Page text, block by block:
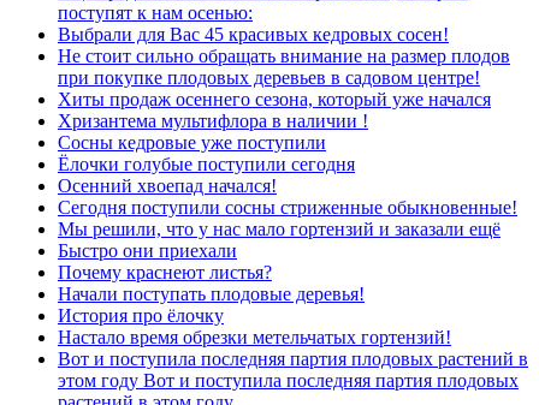
поступят к нам осенью:
Выбрали для Вас 45 красивых кедровых сосен!
Не стоит сильно обращать внимание на размер плодов
при покупке плодовых деревьев в садовом центре!
Хиты продаж осеннего сезона, который уже начался
Хризантема мультифлора в наличии !
Сосны кедровые уже поступили
Ёлочки голубые поступили сегодня
Осенний хвоепад начался!
Сегодня поступили сосны стриженные обыкновенные!
Мы решили, что у нас мало гортензий и заказали ещё
Быстро они приехали
Почему краснеют листья?
Начали поступать плодовые деревья!
История про ёлочку
Настало время обрезки метельчатых гортензий!
Вот и поступила последняя партия плодовых растений в
этом году Вот и поступила последняя партия плодовых